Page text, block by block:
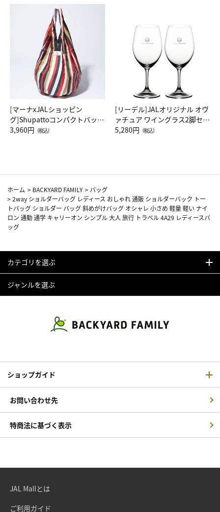
[マーナxJALショッピン
グ]Shupattoコンパクトバッグ
Drop JAL客室乗務員（LC）ス
3,960円 （税込）
[リーデル]JALオリジナル オヴ
ァチュア ワイングラス2脚セッ
ト（レッドワイン）
5,280円 （税込）
ホーム > BACKYARD FAMILY > バッグ
>2way ショルダーバッグ レディース おしゃれ 通販 ショルダーバック トー
トバッグ ショルダー バッグ 斜めがけバッグ オシャレ 小さめ 軽量 軽い ナイ
ロン 通勤 通学 キャリーオン シンプル 大人 旅行 トラベル 4A29 レディースバ
ッグ
カテゴリを選ぶ
ジャンルを選ぶ
ショップガイド
お問い合わせ先
特商法に基づく表示
JAL Mallとは
ご利用ガイド